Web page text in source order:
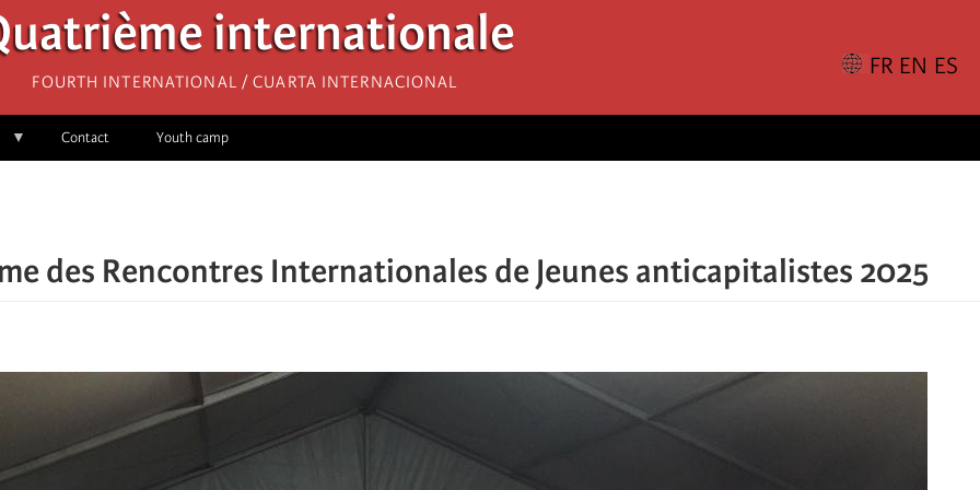
internationale
Fourth International / Cuarta Internacional
Contact Youth camp
des Rencontres Internationales de Jeunes anticapitalistes 2025